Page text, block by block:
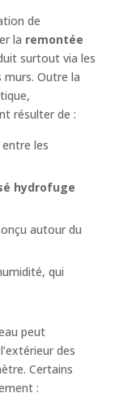
de
la remontée
surtout via les
murs. Outre la
résulter de :
entre les
hydrofuge
autour du
qui
peut
des
Certains
: